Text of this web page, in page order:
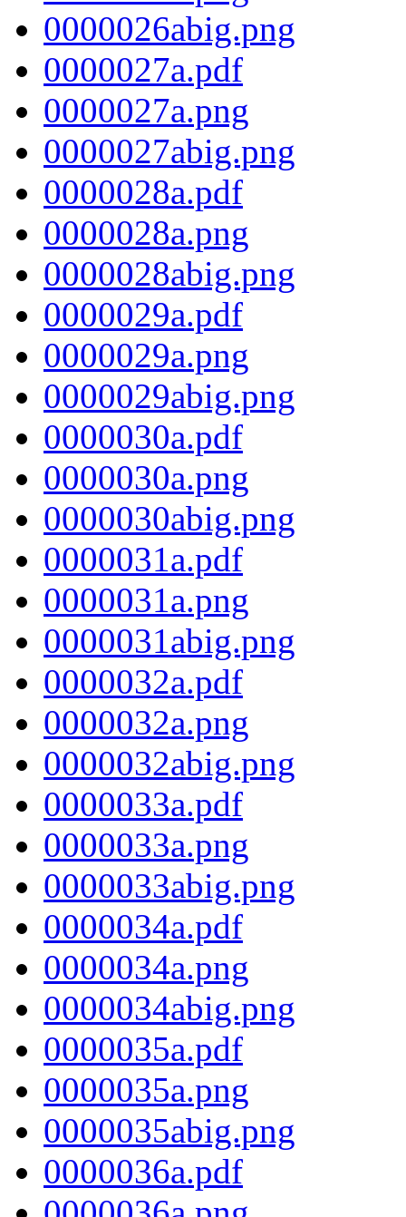
0000026abig.png
0000027a.pdf
0000027a.png
0000027abig.png
0000028a.pdf
0000028a.png
0000028abig.png
0000029a.pdf
0000029a.png
0000029abig.png
0000030a.pdf
0000030a.png
0000030abig.png
0000031a.pdf
0000031a.png
0000031abig.png
0000032a.pdf
0000032a.png
0000032abig.png
0000033a.pdf
0000033a.png
0000033abig.png
0000034a.pdf
0000034a.png
0000034abig.png
0000035a.pdf
0000035a.png
0000035abig.png
0000036a.pdf